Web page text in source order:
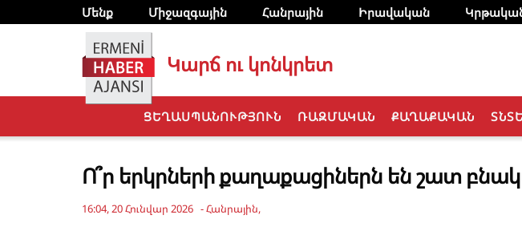
Մենք Միջազգային Հանրային Իրավական
Կարճ ու կոնկրետ
ՑԵՂԱՍՊԱՆՈՒԹՅՈՒՆ ՌԱԶՄԱԿԱՆ ՔԱՂԱՔԱԿԱՆ
Ո՞ր երկրների քաղաքացիներն են շատ
16:04, 20 Հունվար 2026 -Հանրային,